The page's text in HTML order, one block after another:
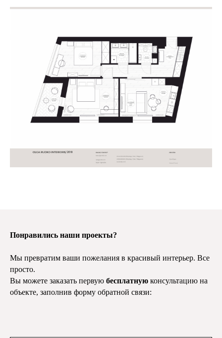
Понравились наши проекты?
Мы превратим ваши пожелания в красивый интерьер. Все
просто.
Вы можете заказать первую бесплатную консультацию на
объекте, заполнив форму обратной связи: